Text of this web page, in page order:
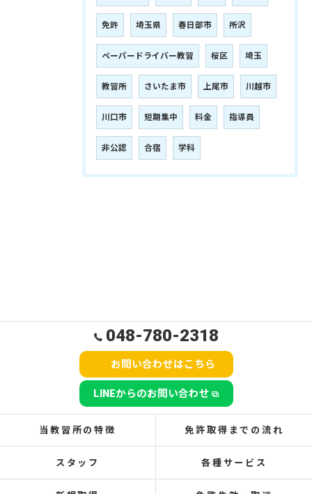
免許 埼玉県 春日部市 所沢
ペーパードライバー教習 桜区 埼玉
教習所 さいたま市 上尾市 川越市
川口市 短期集中 料金 指導員
非公認 合宿 学科
048-780-2318
お問い合わせはこちら
LINEからのお問い合わせ
当教習所の特徴 免許取得までの流れ
スタッフ 各種サービス